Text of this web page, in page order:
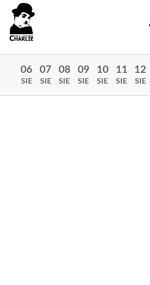
06
SIE
07
SIE
08
SIE
09
SIE
10
SIE
11
SIE
12
SIE